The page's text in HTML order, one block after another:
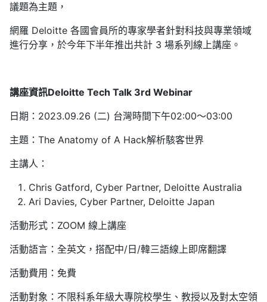
議題為主題，
網羅 Deloitte 各國會員所的專家學者針對科技與專業領域
進行分享，於今年下半年推出共計 3 場系列線上講座。
講座資訊Deloitte Tech Talk 3rd Webinar
日期：2023.09.26 (二) 台灣時間下午02:00～03:00
主題：The Anatomy of A Hack解析駭客世界
主講人：
Chris Gatford, Cyber Partner, Deloitte Australia
Ari Davies, Cyber Partner, Deloitte Japan
活動形式：ZOOM 線上講座
活動語言：全英文，搭配中/日/韓三語線上即席翻譯
活動費用：免費
活動對象：不限科系年級大專院校學生、教授以及對太空領